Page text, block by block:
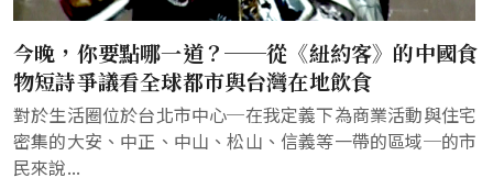
今晚，你要點哪一道？──從《紐約客》的中國食
物短詩爭議看全球都市與台灣在地飲食
對於生活圈位於台北市中心─在我定義下為商業活動與住宅
密集的大安、中正、中山、松山、信義等一帶的區域─的市
民來說...